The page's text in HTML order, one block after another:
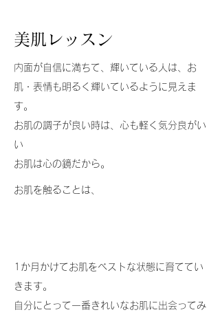
​美肌レッスン
内面が自信に満ちて、輝いている人は、お
肌・表情も明るく輝いているように見えま
す。
お肌の調子が良い時は、心も軽く気分良がい
い
お肌は心の鏡だから​。
お肌を触ることは、
1か月かけてお肌をベストな状態に育ててい
きます。
自分にとって一番きれいなお肌に出会ってみ